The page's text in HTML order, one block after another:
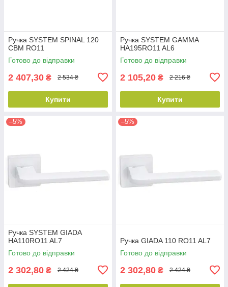
Ручка SYSTEM SPINAL 120
CBM RO11
Готово до відправки
2 407,30 ₴ 2 534 ₴
Купити
Ручка SYSTEM GAMMA
HA195RO11 AL6
Готово до відправки
2 105,20 ₴ 2 216 ₴
Купити
–5%
Ручка SYSTEM GIADA
HA110RO11 AL7
Готово до відправки
2 302,80 ₴ 2 424 ₴
–5%
Ручка GIADA 110 RO11 AL7
Готово до відправки
2 302,80 ₴ 2 424 ₴